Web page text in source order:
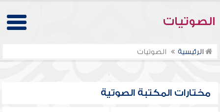
الصوتيات
الرئيسية الصوتيات
مختارات المكتبة الصوتية